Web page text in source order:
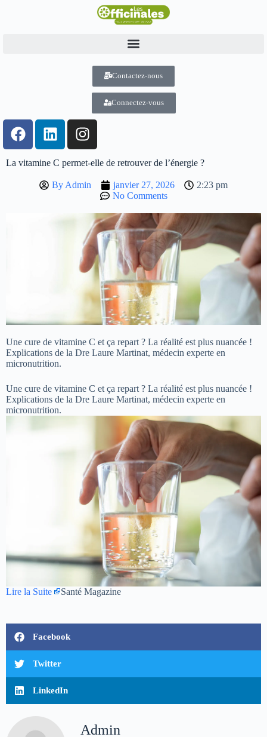
Contactez-nous
Connectez-vous
La vitamine C permet-elle de retrouver de l’énergie ?
By Admin janvier 27, 2026
2:23 pm
No Comments
Une cure de vitamine C et ça repart ? La réalité est plus nuancée !
Explications de la Dre Laure Martinat, médecin experte en
micronutrition.
Une cure de vitamine C et ça repart ? La réalité est plus nuancée !
Explications de la Dre Laure Martinat, médecin experte en
micronutrition.
Lire la Suite Santé Magazine
Facebook
Twitter
LinkedIn
Admin